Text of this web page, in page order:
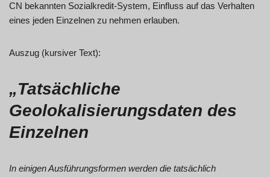
CN bekannten Sozialkredit-System, Einfluss auf das Verhalten
eines jeden Einzelnen zu nehmen erlauben.
Auszug (kursiver Text):
„Tatsächliche
Geolokalisierungsdaten des
Einzelnen
In einigen Ausführungsformen werden die tatsächlich